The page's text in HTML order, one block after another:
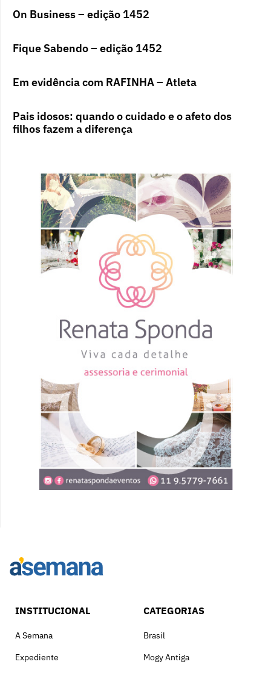
On Business – edição 1452
Fique Sabendo – edição 1452
Em evidência com RAFINHA – Atleta
Pais idosos: quando o cuidado e o afeto dos
filhos fazem a diferença
INSTITUCIONAL
A Semana
Expediente
CATEGORIAS
Brasil
Mogy Antiga